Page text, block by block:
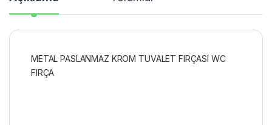
METAL PASLANMAZ KROM TUVALET FIRÇASI WC
FIRÇA